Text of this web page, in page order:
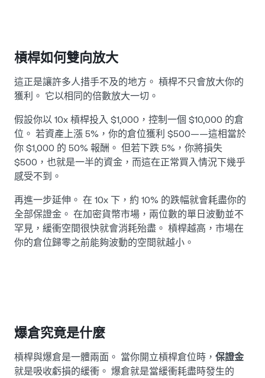
槓桿如何雙向放大
這正是讓許多人措手不及的地方。 槓桿不只會放大你的
獲利。 它以相同的倍數放大一切。
假設你以 10x 槓桿投入 $1,000，控制一個 $10,000 的倉
位。 若資產上漲 5%，你的倉位獲利 $500——這相當於
你 $1,000 的 50% 報酬。 但若下跌 5%，你將損失
$500，也就是一半的資金，而這在正常買入情況下幾乎
感受不到。
再進一步延伸。 在 10x 下，約 10% 的跌幅就會耗盡你的
全部保證金。 在加密貨幣市場，兩位數的單日波動並不
罕見，緩衝空間很快就會消耗殆盡。 槓桿越高，市場在
你的倉位歸零之前能夠波動的空間就越小。
爆倉究竟是什麼
槓桿與爆倉是一體兩面。 當你開立槓桿倉位時， 保證金
就是吸收虧損的緩衝。 爆倉就是當緩衝耗盡時發生的